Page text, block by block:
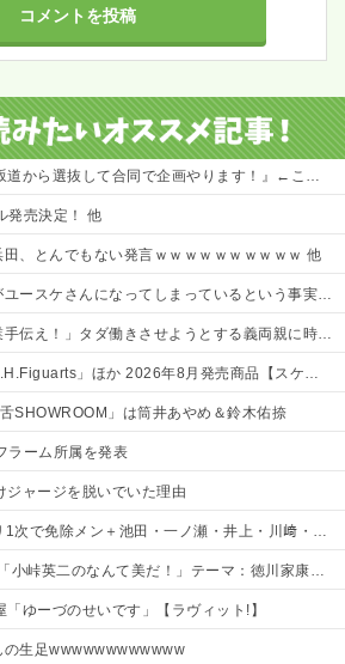
選抜して合同で企画やります！』←これが最悪だよな 他
発売決定！ 他
田、とんでもない発言ｗｗｗｗｗｗｗｗｗｗ 他
ースケさんになってしまっているという事実←これ
に時給3000円・残業なし等の「現実的条件」を提示したら、ブチギレられて絶句ｗｗ←タダで働く嫁がいるわけないだろ
」ほか 2026年8月発売商品【スケジュール公開】
SHOWROOM」は筒井あやめ＆鈴木佑捺
ラーム所属を発表
ジャージを脱いでいた理由
除メン＋池田・一ノ瀬・井上・川﨑・菅原・中西が全完売
んて美だ！」テーマ：徳川家康【2025.8.5 24:00〜 TOKYO MX】
「ゆーづのせいです」【ラヴィット!】
の生足wwwwwwwwwwww